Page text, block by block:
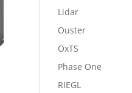
Lidar
Ouster
OxTS
Phase One
RIEGL